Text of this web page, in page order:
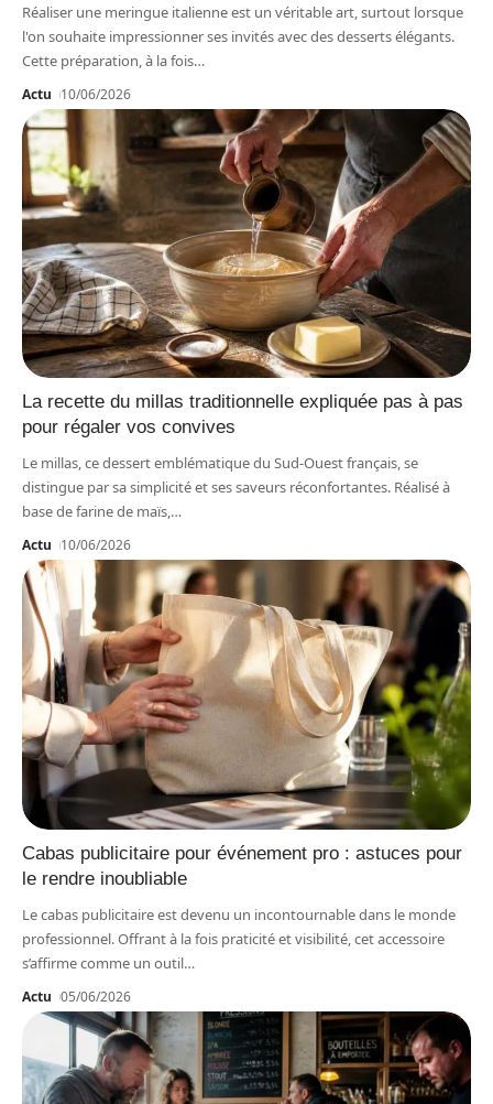
Réaliser une meringue italienne est un véritable art, surtout lorsque
l'on souhaite impressionner ses invités avec des desserts élégants.
Cette préparation, à la fois…
Actu 10/06/2026
La recette du millas traditionnelle expliquée pas à pas
pour régaler vos convives
Le millas, ce dessert emblématique du Sud-Ouest français, se
distingue par sa simplicité et ses saveurs réconfortantes. Réalisé à
base de farine de maïs,…
Actu 10/06/2026
Cabas publicitaire pour événement pro : astuces pour
le rendre inoubliable
Le cabas publicitaire est devenu un incontournable dans le monde
professionnel. Offrant à la fois praticité et visibilité, cet accessoire
s’affirme comme un outil…
Actu 05/06/2026